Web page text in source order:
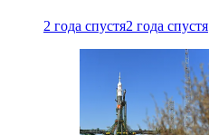
2 года спустя2 года спустя